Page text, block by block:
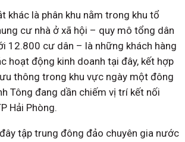
khác là phân khu nằm trong khu tổ
cư nhà ở xã hội – quy mô tổng dân
12.800 cư dân – là những khách hàng
hoạt động kinh doanh tại đây, kết hợp
thông trong khu vực ngày một đông
Tông đang dần chiếm vị trí kết nối
Hải Phòng.
tập trung đông đảo chuyên gia nước